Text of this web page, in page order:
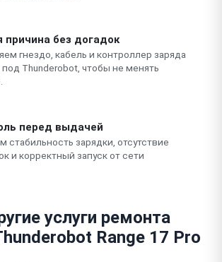
причина без догадок
гнездо, кабель и контроллер заряда
Thunderobot, чтобы не менять
перед выдачей
стабильность зарядки, отсутствие
и корректный запуск от сети
услуги ремонта
Range 17 Pro